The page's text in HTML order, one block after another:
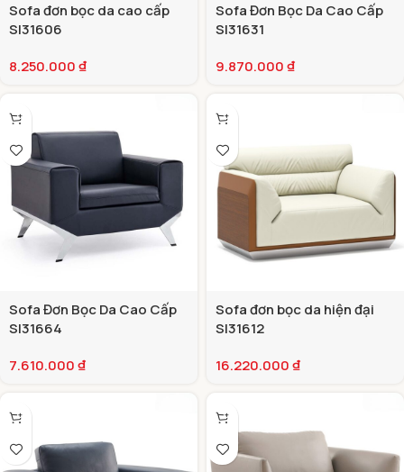
Sofa đơn bọc da cao cấp
SI31606
8.250.000₫
Sofa Đơn Bọc Da Cao Cấp
SI31631
9.870.000₫
Sofa Đơn Bọc Da Cao Cấp
SI31664
7.610.000₫
Sofa đơn bọc da hiện đại
SI31612
16.220.000₫